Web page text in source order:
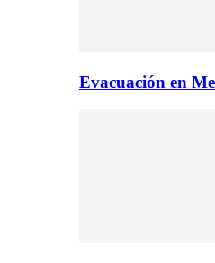
Evacuación en